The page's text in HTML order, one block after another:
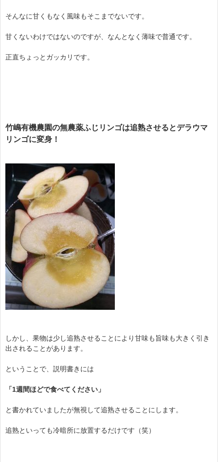
そんなに甘くもなく風味もそこまでないです。
甘くないわけではないのですが、なんとなく薄味で普通です。
正直ちょっとガッカリです。
竹嶋有機農園の無農薬ふじリンゴは追熟させるとデラウマ
リンゴに変身！
しかし、果物は少し追熟させることにより甘味も旨味も大きく引き
出されることがあります。
ということで、説明書きには
「1週間ほどで食べてください」
と書かれていましたが無視して追熟させることにします。
追熟といっても冷暗所に放置するだけです（笑）